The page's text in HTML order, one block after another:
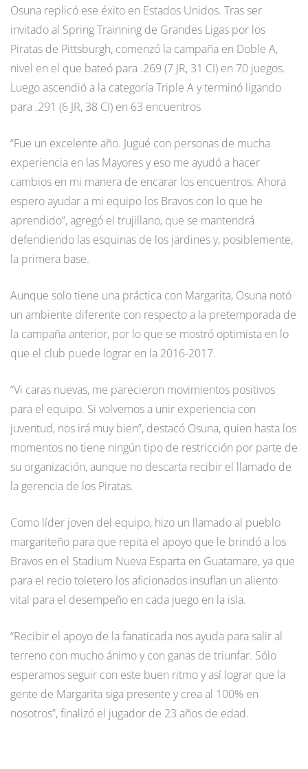
Osuna replicó ese éxito en Estados Unidos. Tras ser
invitado al Spring Trainning de Grandes Ligas por los
Piratas de Pittsburgh, comenzó la campaña en Doble A,
nivel en el que bateó para .269 (7 JR, 31 CI) en 70 juegos.
Luego ascendió a la categoría Triple A y terminó ligando
para .291 (6 JR, 38 CI) en 63 encuentros
“Fue un excelente año. Jugué con personas de mucha
experiencia en las Mayores y eso me ayudó a hacer
cambios en mi manera de encarar los encuentros. Ahora
espero ayudar a mi equipo los Bravos con lo que he
aprendido”, agregó el trujillano, que se mantendrá
defendiendo las esquinas de los jardines y, posiblemente,
la primera base.
Aunque solo tiene una práctica con Margarita, Osuna notó
un ambiente diferente con respecto a la pretemporada de
la campaña anterior, por lo que se mostró optimista en lo
que el club puede lograr en la 2016-2017.
“Vi caras nuevas, me parecieron movimientos positivos
para el equipo. Si volvemos a unir experiencia con
juventud, nos irá muy bien”, destacó Osuna, quien hasta los
momentos no tiene ningún tipo de restricción por parte de
su organización, aunque no descarta recibir el llamado de
la gerencia de los Piratas.
Como líder joven del equipo, hizo un llamado al pueblo
margariteño para que repita el apoyo que le brindó a los
Bravos en el Stadium Nueva Esparta en Guatamare, ya que
para el recio toletero los aficionados insuflan un aliento
vital para el desempeño en cada juego en la isla.
“Recibir el apoyo de la fanaticada nos ayuda para salir al
terreno con mucho ánimo y con ganas de triunfar. Sólo
esperamos seguir con este buen ritmo y así lograr que la
gente de Margarita siga presente y crea al 100% en
nosotros”, finalizó el jugador de 23 años de edad.